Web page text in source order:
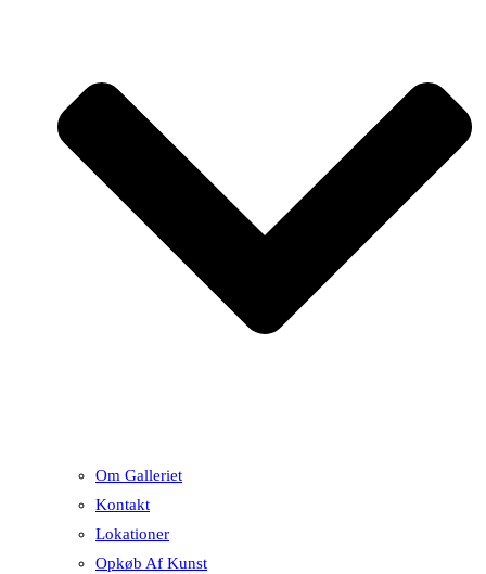
Om Galleriet
Kontakt
Lokationer
Opkøb Af Kunst